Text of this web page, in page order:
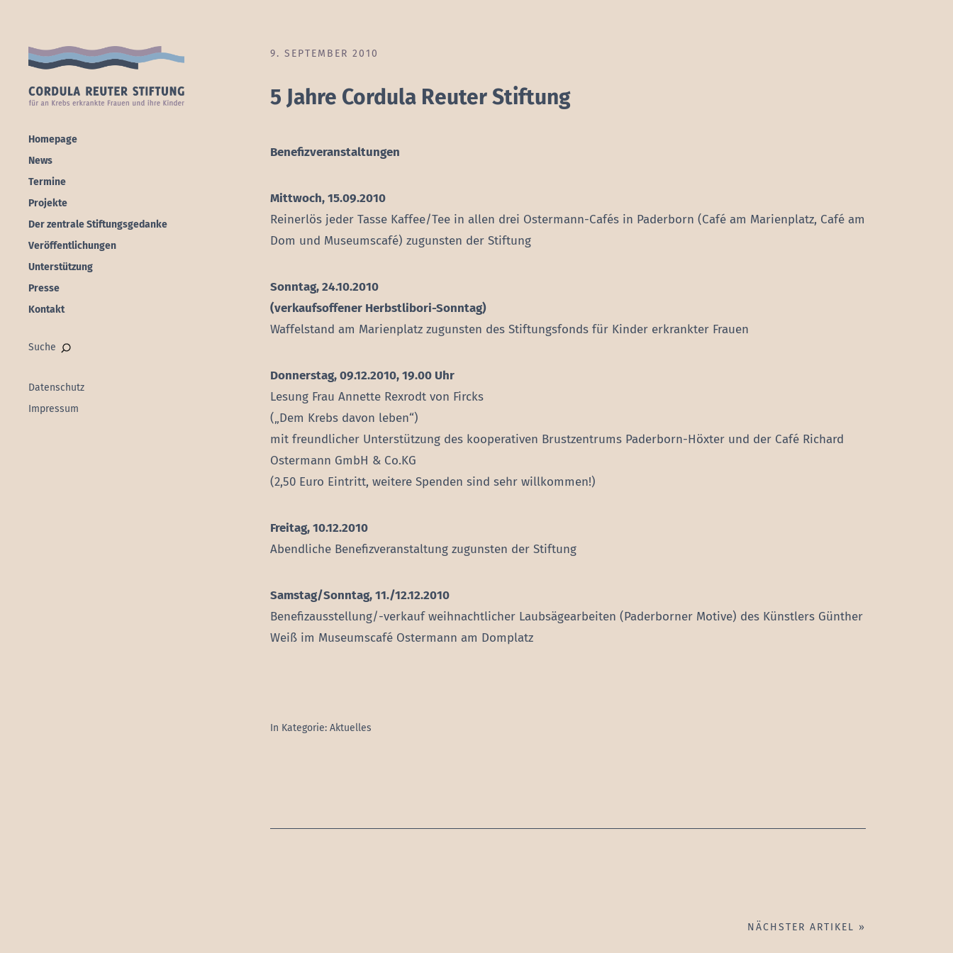
Homepage
News
Termine
Projekte
Der zentrale Stiftungsgedanke
Veröffentlichungen
Unterstützung
Presse
Kontakt
Suche
Datenschutz
Impressum
9. SEPTEMBER 2010
5 Jahre Cordula Reuter Stiftung
Benefizveranstaltungen
Mittwoch, 15.09.2010
Reinerlös jeder Tasse Kaffee/Tee in allen drei Ostermann-Cafés in Paderborn (Café am Marienplatz, Café am
Dom und Museumscafé) zugunsten der Stiftung
Sonntag, 24.10.2010
(verkaufsoffener Herbstlibori-Sonntag)
Waffelstand am Marienplatz zugunsten des Stiftungsfonds für Kinder erkrankter Frauen
Donnerstag, 09.12.2010, 19.00 Uhr
Lesung Frau Annette Rexrodt von Fircks
(„Dem Krebs davon leben“)
mit freundlicher Unterstützung des kooperativen Brustzentrums Paderborn-Höxter und der Café Richard
Ostermann GmbH & Co.KG
(2,50 Euro Eintritt, weitere Spenden sind sehr willkommen!)
Freitag, 10.12.2010
Abendliche Benefizveranstaltung zugunsten der Stiftung
Samstag/Sonntag, 11./12.12.2010
Benefizausstellung/-verkauf weihnachtlicher Laubsägearbeiten (Paderborner Motive) des Künstlers Günther
Weiß im Museumscafé Ostermann am Domplatz
In Kategorie: Aktuelles
NÄCHSTER ARTIKEL »